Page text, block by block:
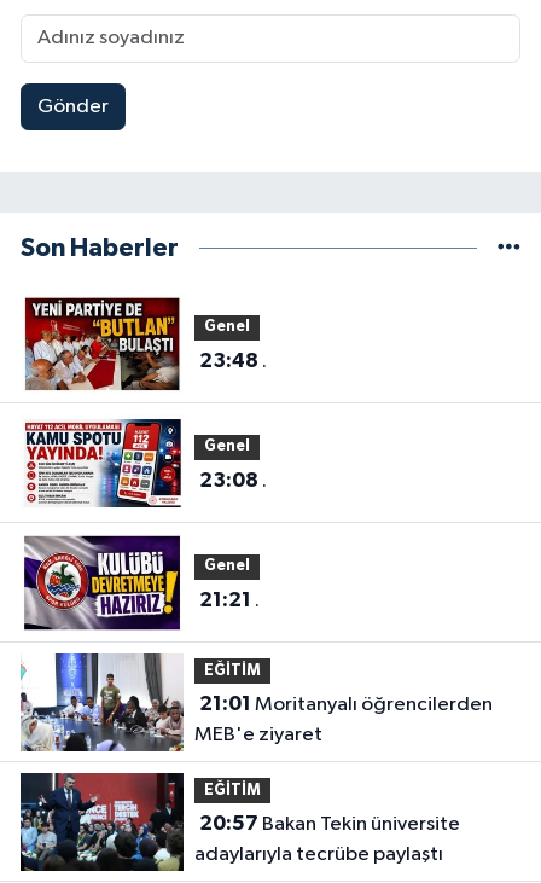
Gönder
Son Haberler
Genel
23:48 .
Genel
23:08 .
Genel
21:21 .
EĞİTİM
21:01
MEB'e ziyaret
EĞİTİM
20:57
adaylarıyla tecrübe paylaştı